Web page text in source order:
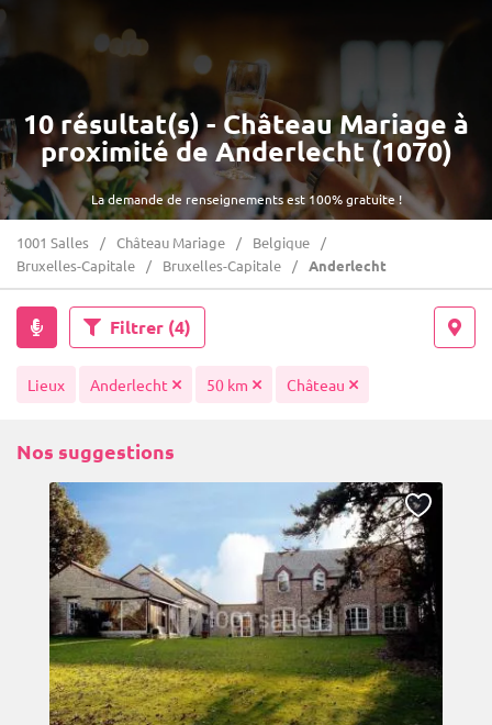
La demande de renseignements est 100% gratuite !
10 résultat(s) - Château Mariage à
proximité de Anderlecht (1070)
1001 Salles Château Mariage
Belgique
Bruxelles-Capitale
Bruxelles-Capitale Anderlecht
Filtrer (4)
Lieux Anderlecht 50 km Château
Nos suggestions